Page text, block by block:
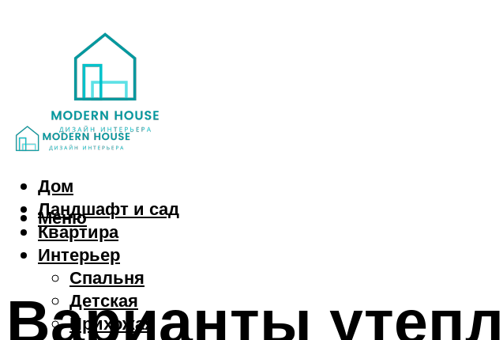
Дом
Ландшафт и сад
Квартира
Интерьер
Спальня
Детская
Прихожая
Меню
Варианты